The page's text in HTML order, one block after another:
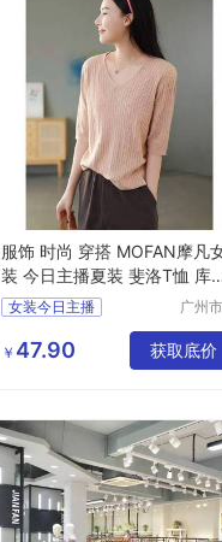
服饰 时尚 穿搭 MOFAN摩凡
装 今日主播夏装 斐洛T恤 库
尾货 女装品牌折扣
女装今日主播
品牌尾货女装
广州
限公司
￥ 47.90 获取底价